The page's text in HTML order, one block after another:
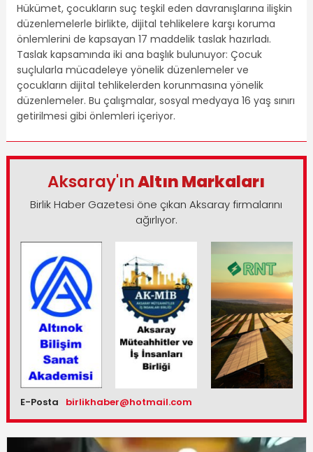
Hükümet, çocukların suç teşkil eden davranışlarına ilişkin
düzenlemelerle birlikte, dijital tehlikelere karşı koruma
önlemlerini de kapsayan 17 maddelik taslak hazırladı.
Taslak kapsamında iki ana başlık bulunuyor: Çocuk
suçlularla mücadeleye yönelik düzenlemeler ve
çocukların dijital tehlikelerden korunmasına yönelik
düzenlemeler. Bu çalışmalar, sosyal medyaya 16 yaş sınırı
getirilmesi gibi önlemleri içeriyor.
Aksaray'ınAltın Markaları
Birlik Haber Gazetesi öne çıkan Aksaray firmalarını
ağırlıyor.
E-Posta birlikhaber@hotmail.com